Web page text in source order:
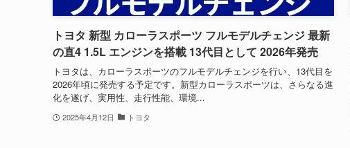
トヨタ 新型 カローラスポーツ フルモデルチェンジ 最新
の直4 1.5L エンジンを搭載 13代目として 2026年発売
トヨタは、カローラスポーツのフルモデルチェンジを行い、13代目を
2026年頃に発売する予定です。新型カローラスポーツは、さらなる進
化を遂げ、実用性、走行性能、環境...
2025年4月12日 トヨタ